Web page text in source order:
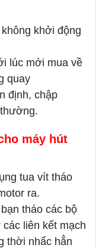
khởi động
lúc mới mua về
quay
định, chập
máy hút
tua vít tháo
ra.
tháo các bộ
liên kết mạch
thời nhấc hẳn